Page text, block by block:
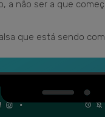
a não ser a que
que está sendo